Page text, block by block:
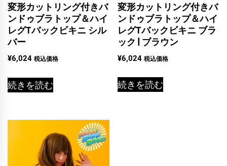
変形カットリング付きバ
ンドゥブラトップ＆ハイ
レグTバックビキニ シル
バー
¥6,024 税込価格
続きを読む
変形カットリング付きバ
ンドゥブラトップ＆ハイ
レグTバックビキニ ブラ
ック | ブラウン
¥6,024 税込価格
続きを読む